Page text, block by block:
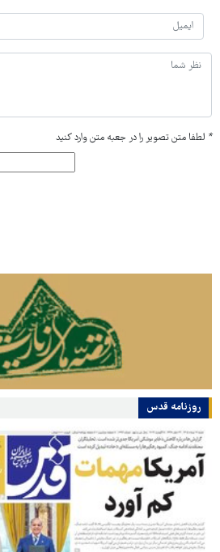
* لطفا متن تصویر را در جعبه متن وارد کنید
روزنامه قدس